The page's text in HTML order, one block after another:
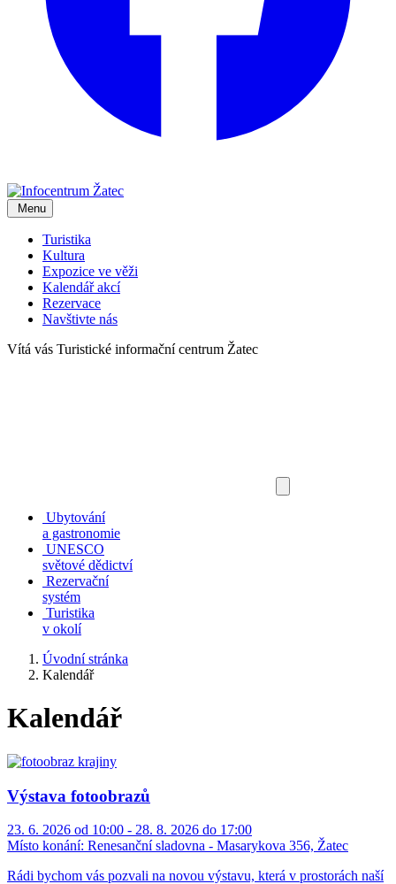
Menu
Turistika
Kultura
Expozice ve věži
Kalendář akcí
Rezervace
Navštivte nás
Vítá vás Turistické informační centrum Žatec
Ubytování
a gastronomie
UNESCO
světové dědictví
Rezervační
systém
Turistika
v okolí
Úvodní stránka
Kalendář
Kalendář
Výstava fotoobrazů
23. 6. 2026 od 10:00 - 28. 8. 2026 do 17:00
Místo konání: Renesanční sladovna - Masarykova 356, Žatec
Rádi bychom vás pozvali na novou výstavu, která v prostorách naší